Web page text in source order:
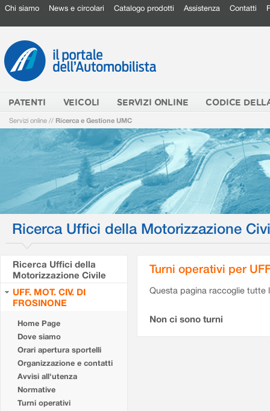
Chi siamo News e circolari Catalogo prodotti Assistenza Contatti
PATENTI VEICOLI SERVIZI ONLINE CODICE
Servizi online // Ricerca e Gestione UMC
Ricerca Uffici della Motorizzazione
Ricerca Uffici della
Motorizzazione Civile
UFF. MOT. CIV. DI
FROSINONE
Home Page
Dove siamo
Orari apertura sportelli
Organizzazione e contatti
Avvisi all'utenza
Normative
Turni operativi
Turni operativi per
Questa pagina raccoglie tutte
Non ci sono turni